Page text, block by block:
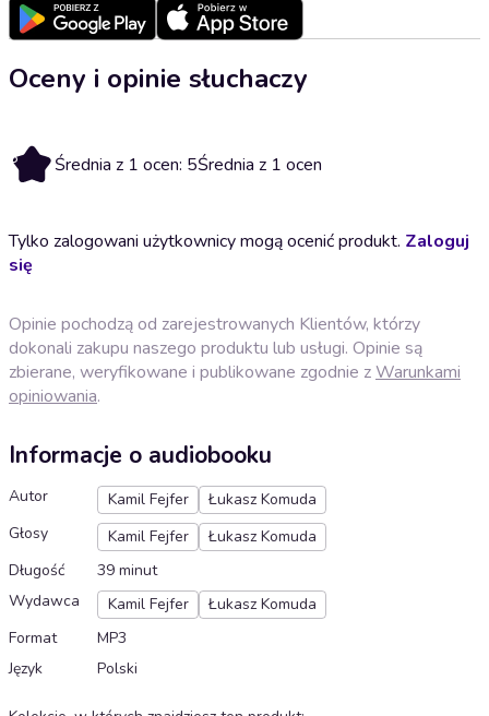
Oceny i opinie słuchaczy
5 Średnia z 1 ocen: 5Średnia z 1 ocen
Tylko zalogowani użytkownicy mogą ocenić produkt. Zaloguj
się
Opinie pochodzą od zarejestrowanych Klientów, którzy
dokonali zakupu naszego produktu lub usługi. Opinie są
zbierane, weryfikowane i publikowane zgodnie zWarunkami
opiniowania.
Informacje o audiobooku
Autor Kamil Fejfer
Łukasz Komuda
Głosy
Kamil Fejfer
Łukasz Komuda
Długość
39 minut
Wydawca
Kamil Fejfer
Łukasz Komuda
Format
MP3
Język
Polski